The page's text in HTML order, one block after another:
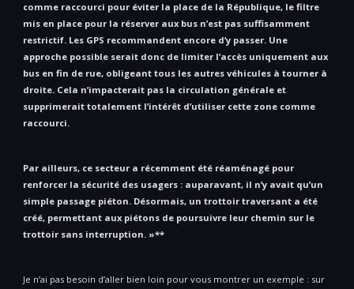
comme raccourci pour éviter la place de la République, le filtre
mis en place pour la réserver aux bus n’est pas suffisamment
restrictif. Les GPS recommandent encore d’y passer. Une
approche possible serait donc de limiter l’accès uniquement aux
bus en fin de rue, obligeant tous les autres véhicules à tourner à
droite. Cela n’impacterait pas la circulation générale et
supprimerait totalement l’intérêt d’utiliser cette zone comme
raccourci.
Par ailleurs, ce secteur a récemment été réaménagé pour
renforcer la sécurité des usagers : auparavant, il n’y avait qu’un
simple passage piéton. Désormais, un trottoir traversant a été
créé, permettant aux piétons de poursuivre leur chemin sur le
trottoir sans interruption. »**
Je n’ai pas besoin d’aller bien loin pour vous montrer un exemple : sur